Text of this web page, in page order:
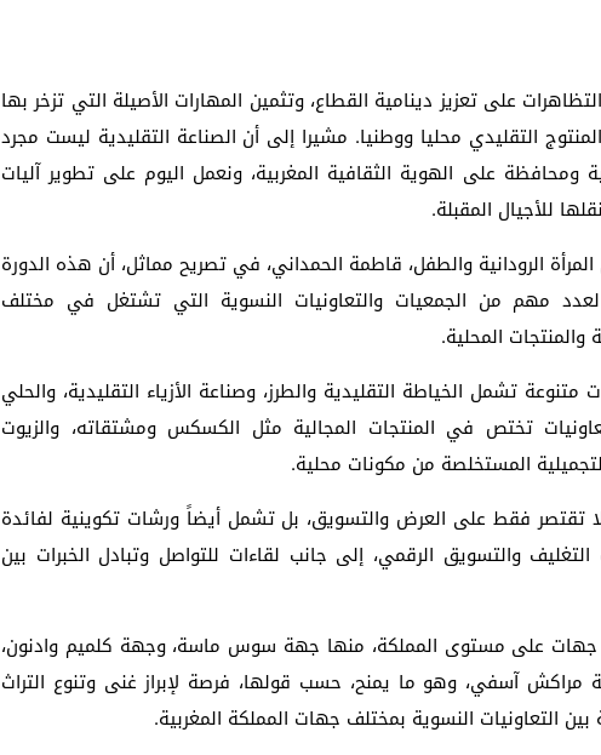
على تعزيز دينامية القطاع، وتثمين المهارات الأصيلة التي تزخر بها
التقليدي محليا ووطنيا. مشيرا إلى أن الصناعة التقليدية ليست مجرد
على الهوية الثقافية المغربية، ونعمل اليوم على تطوير آليات
للأجيال المقبلة.
الرودانية والطفل، قاطمة الحمداني، في تصريح مماثل، أن هذه الدورة
مهم من الجمعيات والتعاونيات النسوية التي تشتغل في مختلف
والمنتجات المحلية.
تشمل الخياطة التقليدية والطرز، وصناعة الأزياء التقليدية، والحلي
تختص في المنتجات المجالية مثل الكسكس ومشتقاته، والزيوت
المستخلصة من مكونات محلية.
تقتصر فقط على العرض والتسويق، بل تشمل أيضاً ورشات تكوينية لفائدة
والتسويق الرقمي، إلى جانب لقاءات للتواصل وتبادل الخبرات بين
جهات على مستوى المملكة، منها جهة سوس ماسة، وجهة كلميم وادنون،
مراكش آسفي، وهو ما يمنح، حسب قولها، فرصة لإبراز غنى وتنوع التراث
بين التعاونيات النسوية بمختلف جهات المملكة المغربية.